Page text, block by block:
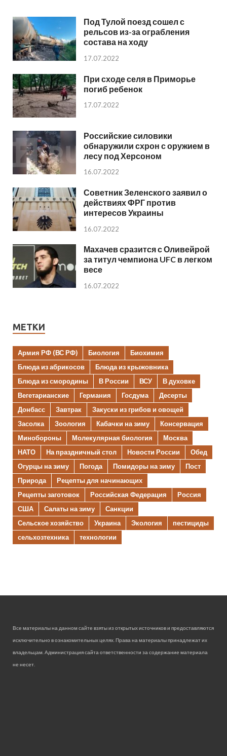
Под Тулой поезд сошел с
рельсов из-за ограбления
состава на ходу
17.07.2022
При сходе селя в Приморье
погиб ребенок
17.07.2022
Российские силовики
обнаружили схрон с оружием в
лесу под Херсоном
16.07.2022
Советник Зеленского заявил о
действиях ФРГ против
интересов Украины
16.07.2022
Махачев сразится с Оливейрой
за титул чемпиона UFC в легком
весе
16.07.2022
МЕТКИ
Армия РФ (ВС РФ) Биология
Биохимия
Блюда из абрикосов
Блюда из крыжовника
Блюда из смородины
В России ВСУ
В духовке
Вегетарианские
Германия Госдума
Десерты
Донбасс
Завтрак
Закуски из грибов и овощей
Засолка
Зоология Кабачки на зиму
Консервация
Минобороны
Молекулярная биология
Москва
НАТО
На праздничный стол Новости России
Обед
Огурцы на зиму
Погода Помидоры на зиму
Пост
Природа
Рецепты для начинающих
Рецепты заготовок
Российская Федерация
Россия
США
Салаты на зиму
Санкции
Сельское хозяйство
Украина Экология
пестициды
сельхозтехника
технологии
Все материалы на данном сайте взяты из открытых источников и предоставляются
исключительно в ознакомительных целях. Права на материалы принадлежат их
владельцам. Администрация сайта ответственности за содержание материала
не несет.